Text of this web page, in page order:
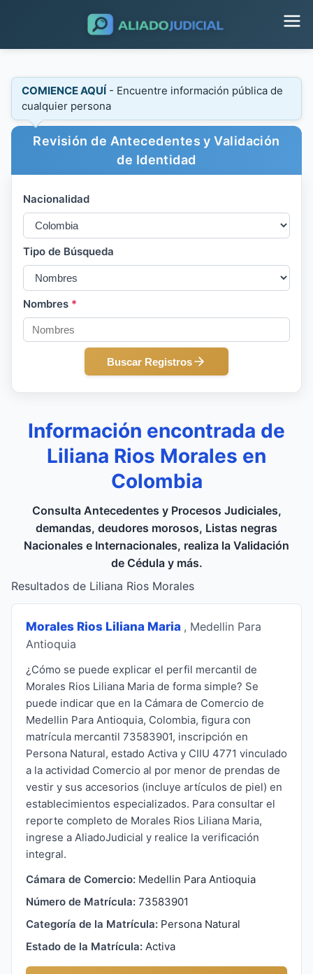
COMIENCE AQUÍ - Encuentre información pública de
cualquier persona
Revisión de Antecedentes y Validación
de Identidad
Nacionalidad
Tipo de Búsqueda
Nombres *
Buscar Registros
Información encontrada de
Liliana Rios Morales en
Colombia
Consulta Antecedentes y Procesos Judiciales,
demandas, deudores morosos, Listas negras
Nacionales e Internacionales, realiza la Validación
de Cédula y más.
Resultados de Liliana Rios Morales
Morales Rios Liliana Maria , Medellin Para
Antioquia
¿Cómo se puede explicar el perfil mercantil de
Morales Rios Liliana Maria de forma simple? Se
puede indicar que en la Cámara de Comercio de
Medellin Para Antioquia, Colombia, figura con
matrícula mercantil 73583901, inscripción en
Persona Natural, estado Activa y CIIU 4771 vinculado
a la actividad Comercio al por menor de prendas de
vestir y sus accesorios (incluye artículos de piel) en
establecimientos especializados. Para consultar el
reporte completo de Morales Rios Liliana Maria,
ingrese a AliadoJudicial y realice la verificación
integral.
Cámara de Comercio: Medellin Para Antioquia
Número de Matrícula: 73583901
Categoría de la Matrícula: Persona Natural
Estado de la Matrícula: Activa